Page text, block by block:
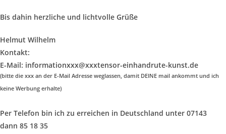
Bis dahin herzliche und lichtvolle Grüße
Helmut Wilhelm
Kontakt:
E-Mail: informationxxx@xxxtensor-einhandrute-kunst.de
(bitte die xxx an der E-Mail Adresse weglassen, damit DEINE mail ankommt und ich
keine Werbung erhalte)
Per Telefon bin ich zu erreichen in Deutschland unter 07143
dann 85 18 35